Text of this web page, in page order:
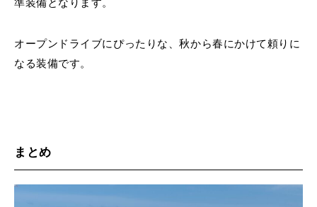
準装備となります。
オープンドライブにぴったりな、秋から春にかけて頼りに
なる装備です。
まとめ